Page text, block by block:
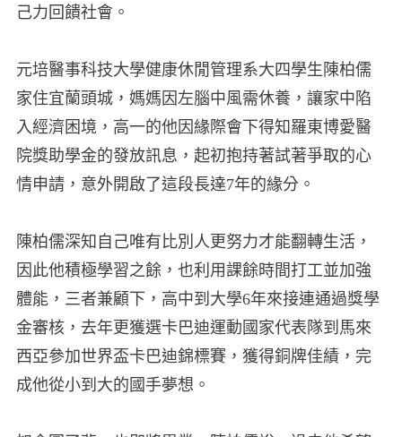
己力回饋社會。
元培醫事科技大學健康休閒管理系大四學生陳柏儒
家住宜蘭頭城，媽媽因左腦中風需休養，讓家中陷
入經濟困境，高一的他因緣際會下得知羅東博愛醫
院獎助學金的發放訊息，起初抱持著試著爭取的心
情申請，意外開啟了這段長達7年的緣分。
陳柏儒深知自己唯有比別人更努力才能翻轉生活，
因此他積極學習之餘，也利用課餘時間打工並加強
體能，三者兼顧下，高中到大學6年來接連通過獎學
金審核，去年更獲選卡巴迪運動國家代表隊到馬來
西亞參加世界盃卡巴迪錦標賽，獲得銅牌佳績，完
成他從小到大的國手夢想。